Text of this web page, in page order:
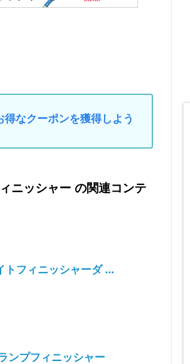
なクーポンを獲得しよう
ニッシャー の関連コンテ
トフィニッシャーダ ...
ンプフィニッシャー